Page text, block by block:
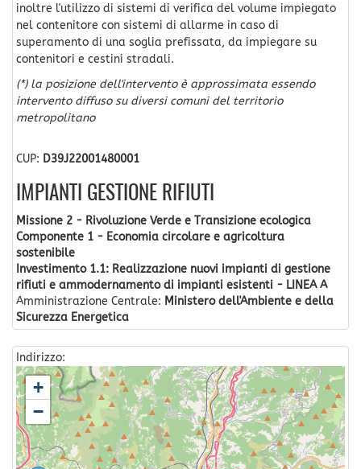
inoltre l'utilizzo di sistemi di verifica del volume impiegato
nel contenitore con sistemi di allarme in caso di
superamento di una soglia prefissata, da impiegare su
contenitori e cestini stradali.
(*) la posizione dell'intervento è approssimata essendo
intervento diffuso su diversi comuni del territorio
metropolitano
CUP: D39J22001480001
IMPIANTI GESTIONE RIFIUTI
Missione 2 - Rivoluzione Verde e Transizione ecologica
Componente 1 - Economia circolare e agricoltura
sostenibile
Investimento 1.1: Realizzazione nuovi impianti di gestione
rifiuti e ammodernamento di impianti esistenti - LINEA A
Amministrazione Centrale: Ministero dell'Ambiente e della
Sicurezza Energetica
Indirizzo:
+
−